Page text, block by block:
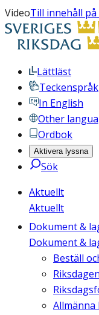
VideoTill innehåll på
Lättläst
Teckenspråk
In English
Other
Ordbok
Aktivera lyssna
Sök
Aktuellt
Aktuellt
Dokument &
Dokument &
Beställ